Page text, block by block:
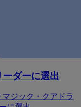
ダーに選出
マジック・クアドラ